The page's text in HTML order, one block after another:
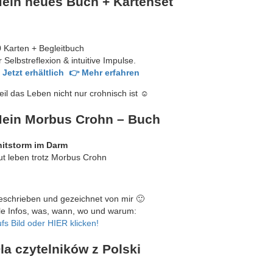
Karten + Begleitbuch
Selbstreflexion & intuitive Impulse.
Jetzt erhältlich 👉 Mehr erfahren
das Leben nicht nur crohnisch ist ☺️
Morbus Crohn – Buch
im Darm
leben trotz Morbus Crohn
und gezeichnet von mir 🙂
Infos, was, wann, wo und warum:
Bild oder HIER klicken!
czytelników z Polski